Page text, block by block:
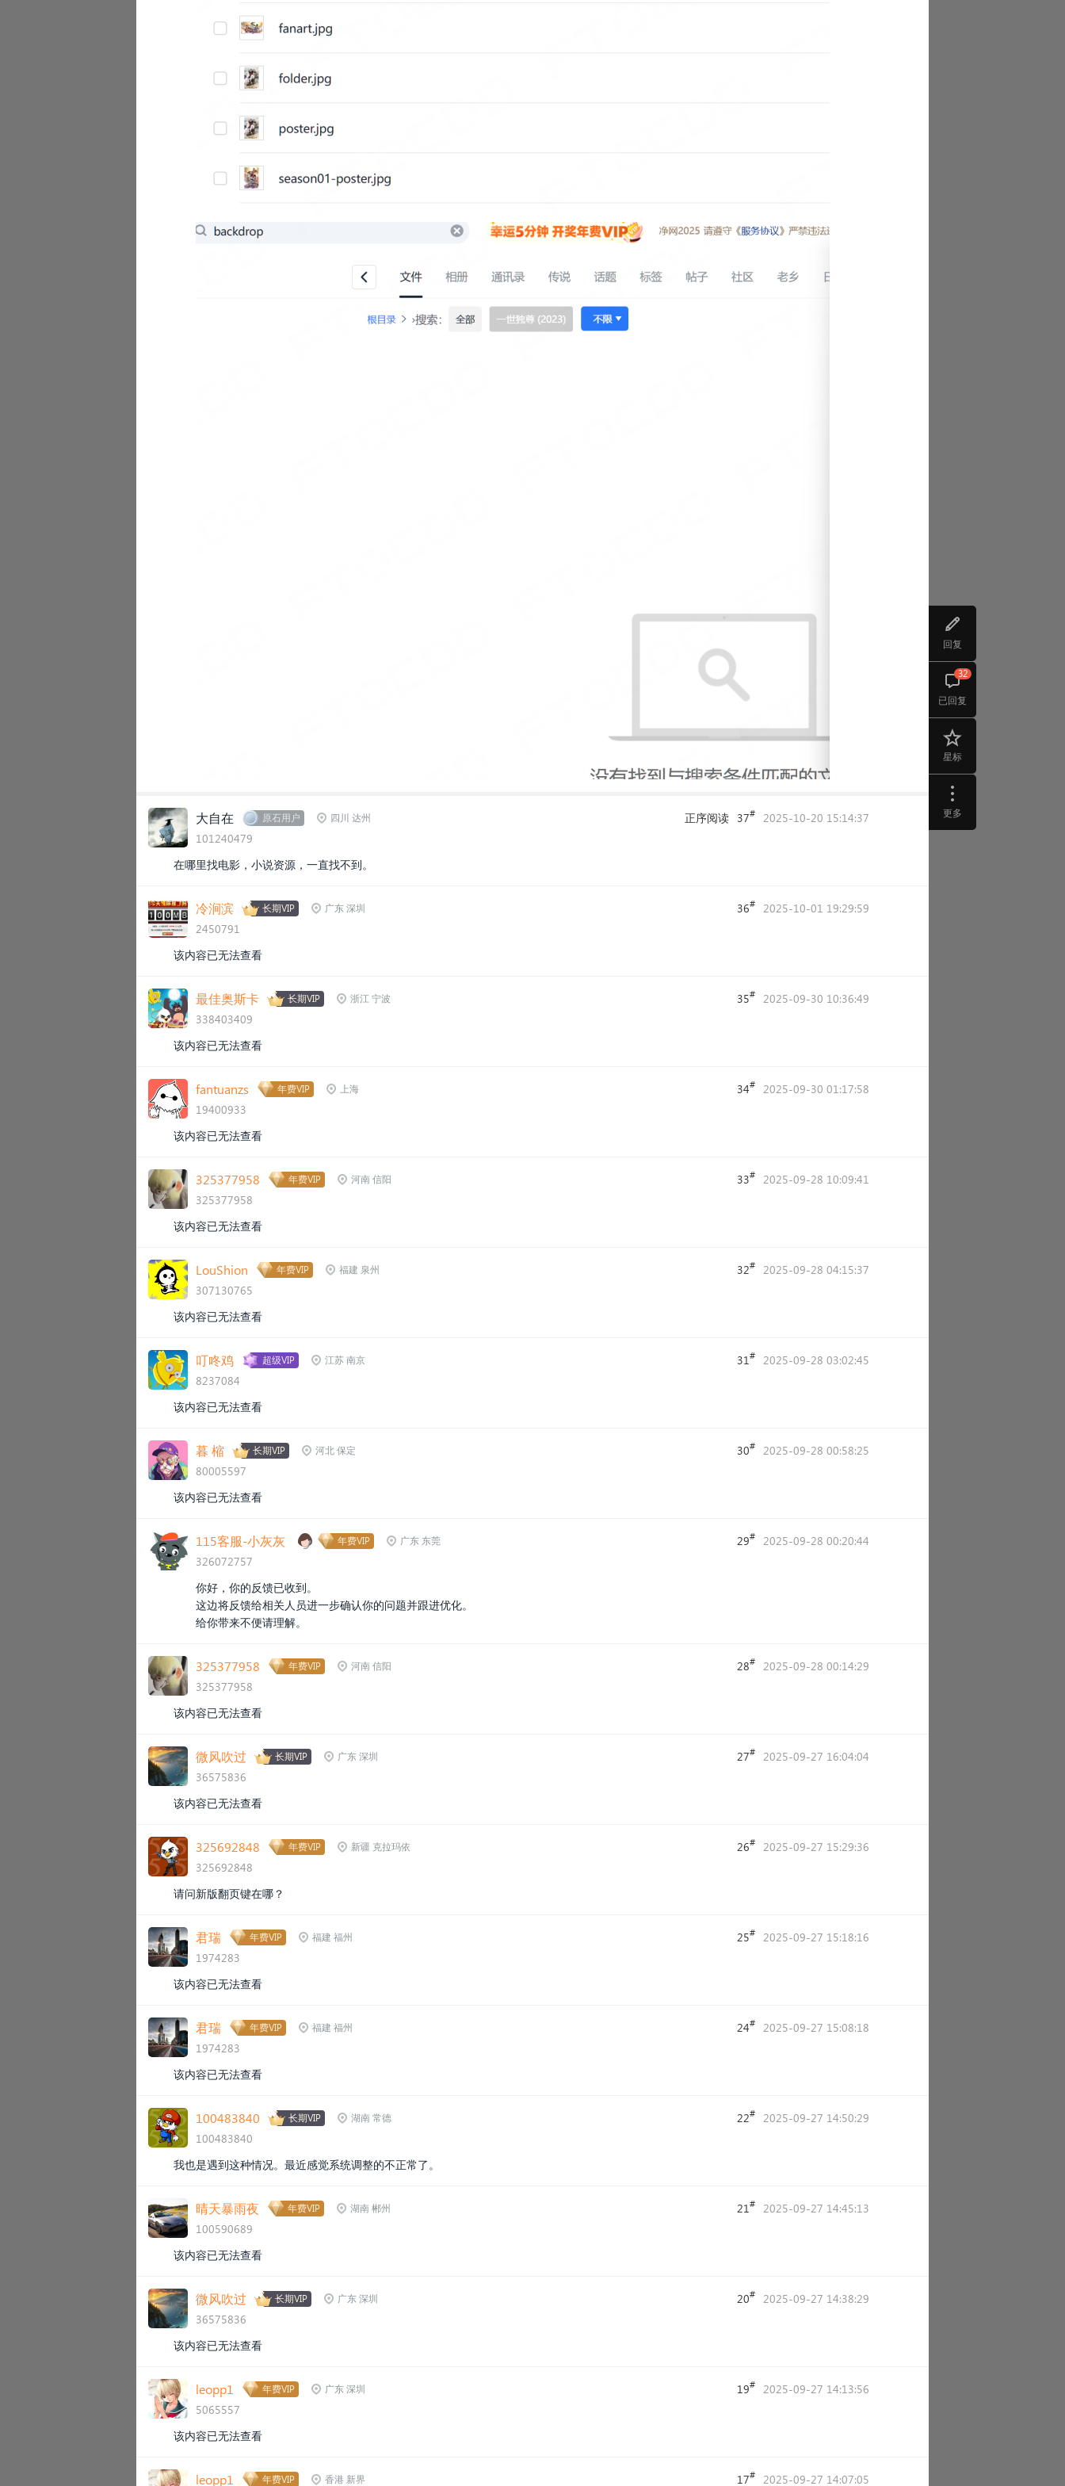
回复
已回复
32
星标
更多
大自在 原石用户 四川 达州
101240479
正序阅读 37# 2025-10-20 15:14:37
在哪里找电影，小说资源，一直找不到。
冷涧滨 长期VIP 广东 深圳
2450791
36# 2025-10-01 19:29:59
该内容已无法查看
最佳奥斯卡 长期VIP 浙江 宁波
338403409
35# 2025-09-30 10:36:49
该内容已无法查看
fantuanzs 年费VIP 上海
19400933
34# 2025-09-30 01:17:58
该内容已无法查看
325377958 年费VIP 河南 信阳
325377958
33# 2025-09-28 10:09:41
该内容已无法查看
LouShion 年费VIP 福建 泉州
307130765
32# 2025-09-28 04:15:37
该内容已无法查看
叮咚鸡 超级VIP 江苏 南京
8237084
31# 2025-09-28 03:02:45
该内容已无法查看
暮 樎 长期VIP 河北 保定
80005597
30# 2025-09-28 00:58:25
该内容已无法查看
115客服-小灰灰 年费VIP 广东 东莞
326072757
29# 2025-09-28 00:20:44
你好，你的反馈已收到。
这边将反馈给相关人员进一步确认你的问题并跟进优化。
给你带来不便请理解。
325377958 年费VIP 河南 信阳
325377958
28# 2025-09-28 00:14:29
该内容已无法查看
微风吹过 长期VIP 广东 深圳
36575836
27# 2025-09-27 16:04:04
该内容已无法查看
325692848 年费VIP 新疆 克拉玛依
325692848
26# 2025-09-27 15:29:36
请问新版翻页键在哪？
君瑞 年费VIP 福建 福州
1974283
25# 2025-09-27 15:18:16
该内容已无法查看
君瑞 年费VIP 福建 福州
1974283
24# 2025-09-27 15:08:18
该内容已无法查看
100483840 长期VIP 湖南 常德
100483840
22# 2025-09-27 14:50:29
我也是遇到这种情况。最近感觉系统调整的不正常了。
晴天暴雨夜 年费VIP 湖南 郴州
100590689
21# 2025-09-27 14:45:13
该内容已无法查看
微风吹过 长期VIP 广东 深圳
36575836
20# 2025-09-27 14:38:29
该内容已无法查看
leopp1 年费VIP 广东 深圳
5065557
19# 2025-09-27 14:13:56
该内容已无法查看
leopp1 年费VIP 香港 新界 17# 2025-09-27 14:07:05